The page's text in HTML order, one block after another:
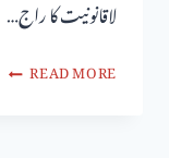
لاقانونیت کا راج…
READ MORE